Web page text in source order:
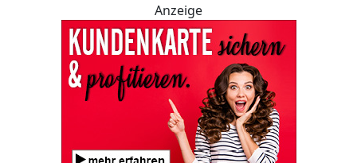
Anzeige